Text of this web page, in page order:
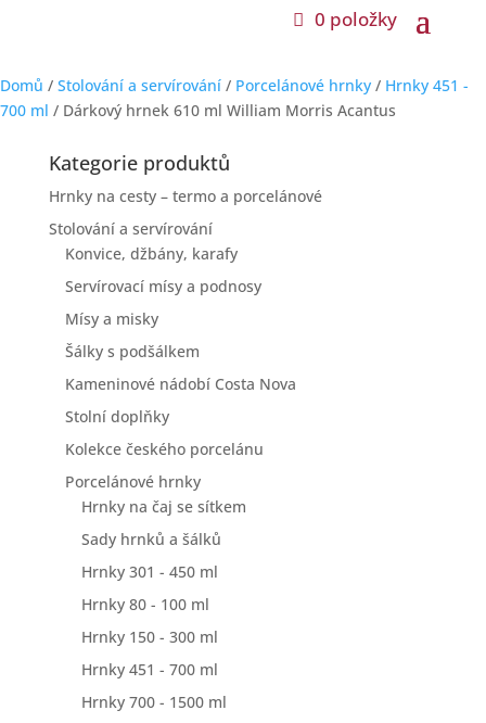
0 položky
0 položky
Domů / Stolování a servírování / Porcelánové hrnky / Hrnky 451 -
700 ml / Dárkový hrnek 610 ml William Morris Acantus
Kategorie produktů
Hrnky na cesty – termo a porcelánové
Stolování a servírování
Konvice, džbány, karafy
Servírovací mísy a podnosy
Mísy a misky
Šálky s podšálkem
Kameninové nádobí Costa Nova
Stolní doplňky
Kolekce českého porcelánu
Porcelánové hrnky
Hrnky na čaj se sítkem
Sady hrnků a šálků
Hrnky 301 - 450 ml
Hrnky 80 - 100 ml
Hrnky 150 - 300 ml
Hrnky 451 - 700 ml
Hrnky 700 - 1500 ml